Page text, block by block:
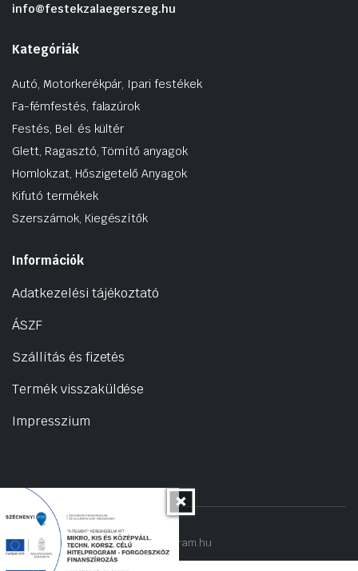
info@festekzalaegerszeg.hu
Kategóriák
Autó, Motorkerékpár, Ipari festékek
Fa-fémfestés, falazúrok
Festés, Bel. és kültér
Glett, Ragasztó, Tömítő anyagok
Homlokzat, Hőszigetelő Anyagok
Kifutó termékek
Szerszámok, Kiegészítők
Információk
Adatkezelési tájékoztató
ÁSZF
Szállítás és fizetés
Termék visszaküldése
Impresszium
Copyright 2022 © hogyantalaljanakram.hu